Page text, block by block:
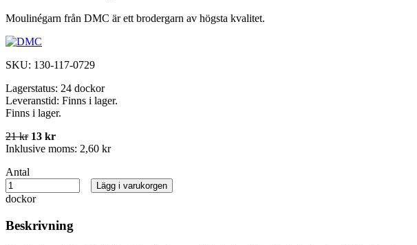
Moulinégarn från DMC är ett brodergarn av högsta kvalitet.
SKU: 130-117-0729
Lagerstatus: 24 dockor
Leveranstid: Finns i lager.
Finns i lager.
21 kr 13 kr
Inklusive moms: 2,60 kr
Antal
dockor
Lägg i varukorgen
Beskrivning